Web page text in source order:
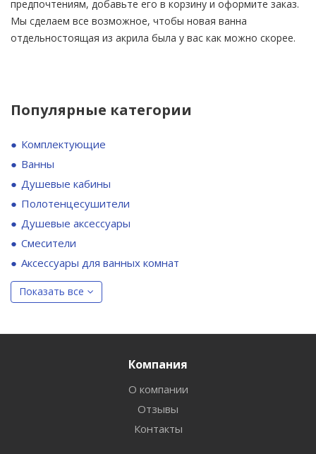
предпочтениям, добавьте его в корзину и оформите заказ.
Мы сделаем все возможное, чтобы новая ванна
отдельностоящая из акрила была у вас как можно скорее.
Популярные категории
Комплектующие
Ванны
Душевые кабины
Полотенцесушители
Душевые аксессуары
Смесители
Аксессуары для ванных комнат
Показать все
Компания
О компании
Отзывы
Контакты